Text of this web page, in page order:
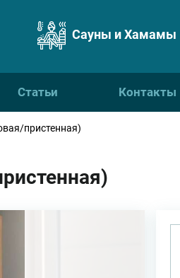
Сауны и Хамамы
Статьи Контакты
пристенная)